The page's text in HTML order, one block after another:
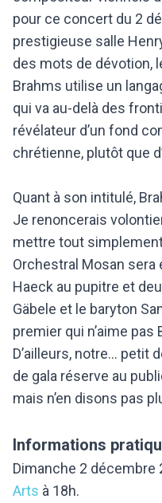
pour ce concert du 2
prestigieuse salle
des mots de dévotion,
Brahms utilise un
qui va au-delà des
révélateur d’un fond
chrétienne, plutôt que
Quant à son intitulé,
Je renoncerais
mettre tout simplement
Orchestral Mosan sera
Haeck au pupitre et
Gäbele et le baryton
premier qui n’aime pas
D’ailleurs, notre… petit
de gala réserve au
mais n’en disons pas
Informations
Dimanche 2 décembre
Arts à 18h.